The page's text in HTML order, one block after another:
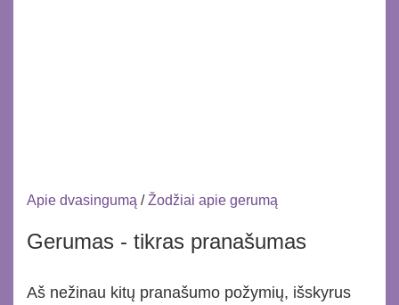
Apie dvasingumą /Žodžiai apie gerumą
Gerumas - tikras pranašumas
Aš nežinau kitų pranašumo požymių, išskyrus